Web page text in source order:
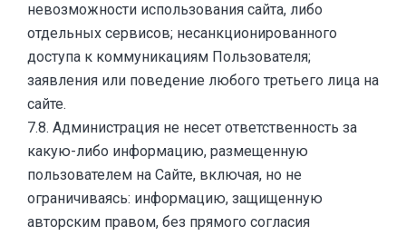
невозможности использования сайта, либо
отдельных сервисов; несанкционированного
доступа к коммуникациям Пользователя;
заявления или поведение любого третьего лица на
сайте.
7.8. Администрация не несет ответственность за
какую-либо информацию, размещенную
пользователем на Сайте, включая, но не
ограничиваясь: информацию, защищенную
авторским правом, без прямого согласия